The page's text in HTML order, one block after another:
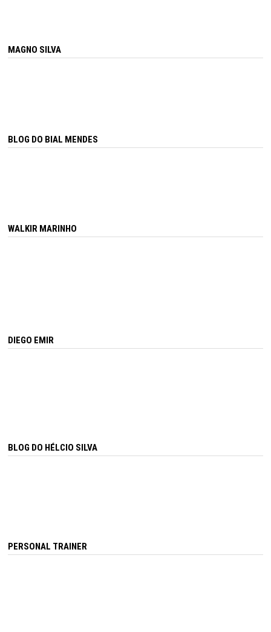
MAGNO SILVA
BLOG DO BIAL MENDES
WALKIR MARINHO
DIEGO EMIR
BLOG DO HÉLCIO SILVA
PERSONAL TRAINER